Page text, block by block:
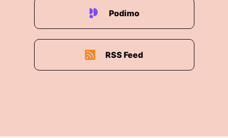
Podimo
RSS Feed